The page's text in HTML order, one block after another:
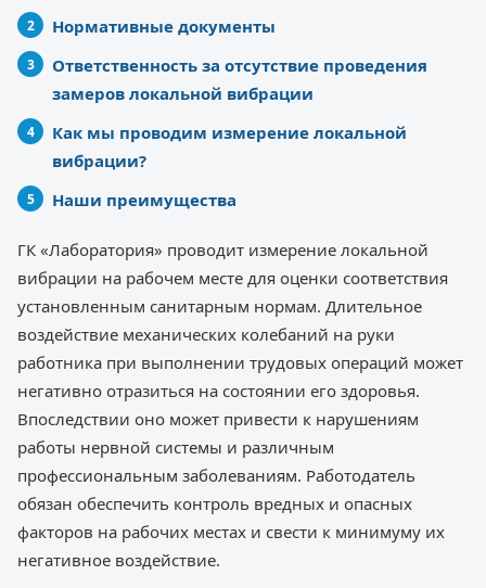
Нормативные документы
Ответственность за отсутствие проведения
замеров локальной вибрации
Как мы проводим измерение локальной
вибрации?
Наши преимущества
ГК «Лаборатория» проводит измерение локальной
вибрации на рабочем месте для оценки соответствия
установленным санитарным нормам. Длительное
воздействие механических колебаний на руки
работника при выполнении трудовых операций может
негативно отразиться на состоянии его здоровья.
Впоследствии оно может привести к нарушениям
работы нервной системы и различным
профессиональным заболеваниям. Работодатель
обязан обеспечить контроль вредных и опасных
факторов на рабочих местах и свести к минимуму их
негативное воздействие.